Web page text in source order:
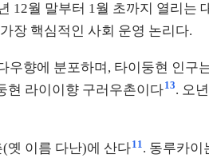
12월 말부터 1월 초까지 열리는
장 핵심적인 사회 운영 논리다.
향에 분포하며, 타이둥현 인구
현 라이이향 구러우촌이다13. 오
옛 이름 다난)에 산다11 . 동루카이